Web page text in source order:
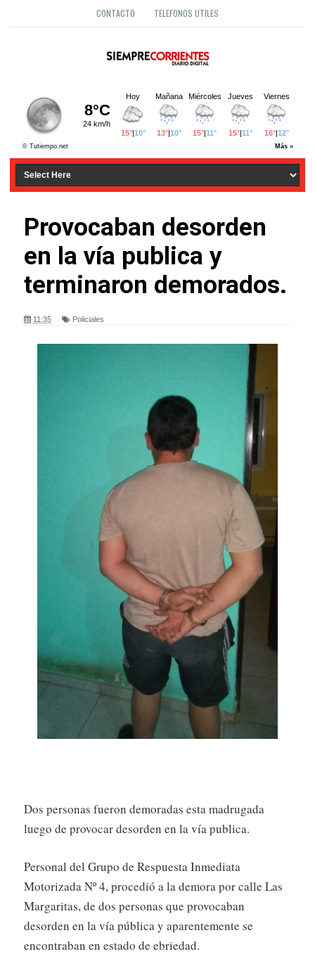
CONTACTO TELEFONOS UTILES
Provocaban desorden
en la vía publica y
terminaron demorados.
11:35 Policiales
Dos personas fueron demoradas esta madrugada
luego de provocar desorden en la vía publica.
Personal del Grupo de Respuesta Inmediata
Motorizada Nº 4, procedió a la demora por calle Las
Margaritas, de dos personas que provocaban
desorden en la vía pública y aparentemente se
encontraban en estado de ebriedad.